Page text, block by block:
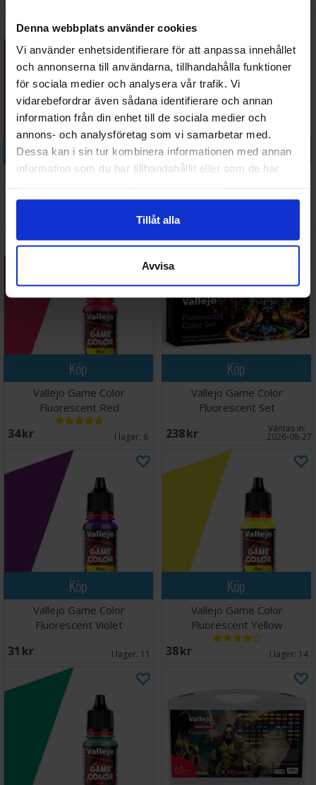
Denna webbplats använder cookies
Vi använder enhetsidentifierare för att anpassa innehållet
och annonserna till användarna, tillhandahålla funktioner
för sociala medier och analysera vår trafik. Vi
vidarebefordrar även sådana identifierare och annan
information från din enhet till de sociala medier och
annons- och analysföretag som vi samarbetar med.
Dessa kan i sin tur kombinera informationen med annan
information som du har tillhandahållit eller som de har
Tillåt alla
Avvisa
Köp
Vallejo Game Color
2026-08-27
Köp
Vallejo Game Color
31 SEK
Köp
Vallejo Game Color
Fluorescent Red
34 SEK I lager: 6
Köp
Vallejo Game Color
Fluorescent Set
238 SEK Väntas in:
2026-08-27
Köp
Vallejo Game Color
Fluorescent Violet
31 SEK I lager: 11
Köp
Vallejo Game Color
Fluorescent Yellow
38 SEK I lager: 14